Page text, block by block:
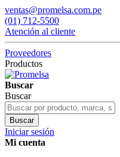
ventas@promelsa.com.pe
(01) 712-5500
Atención al cliente
Proveedores
Productos
Buscar
Buscar
Buscar
Iniciar sesión
Mi cuenta